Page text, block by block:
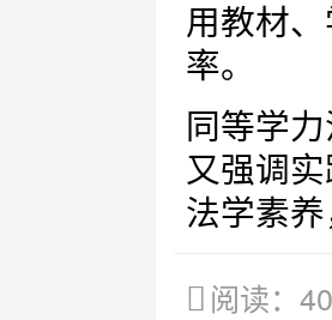
用教材
率。
同等学
又强调
法学素
阅读：